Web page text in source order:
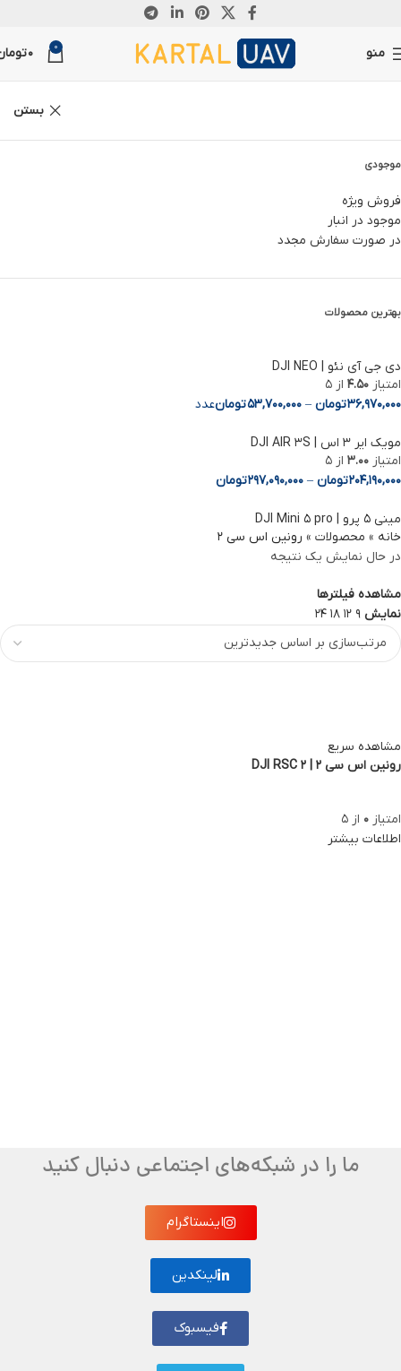
منو 0
0
بستن
موجودی
فروش ویژه
موجود در انبار
در صورت سفارش مجدد
بهترین محصولات
دی جی آی نئو | DJI NEO
امتیاز 4.50 از 5
36,970,000تومان –
53,700,000تومانعدد
مویک ایر 3 اس | DJI AIR 3S
امتیاز 3.00 از 5
204,190,000تومان –
297,090,000تومان
مینی ۵ پرو | DJI Mini ۵ pro
خانه » محصولات » رونین اس سی 2
در حال نمایش یک نتیجه
مشاهده فیلترها
نمایش 9
12
18
24
مشاهده سریع
رونین اس سی 2 | DJI RSC 2
امتیاز 0 از 5
اطلاعات بیشتر
ما را در شبکه‌های اجتماعی دنبال کنید
اینستاگرام
لینکدین
فیسبوک